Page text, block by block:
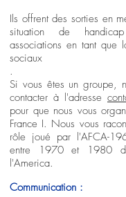
Ils offrent des sorties en
situation de
associations en tant que
sociaux
.
Si vous êtes un groupe,
contacter à l'adresse
pour que nous vous
France I. Nous vous
rôle joué par l'AFCA-
entre 1970 et 1980
l'America.
Communication :